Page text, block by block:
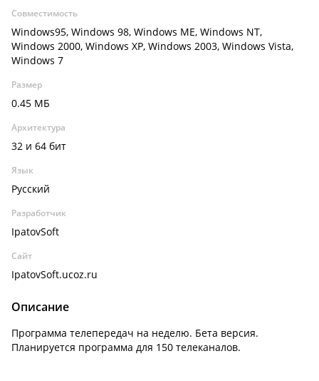
Совместимость
Windows95, Windows 98, Windows ME, Windows NT,
Windows 2000, Windows XP, Windows 2003, Windows Vista,
Windows 7
Размер
0.45 МБ
Архитектура
32 и 64 бит
Язык
Русский
Разработчик
IpatovSoft
Сайт
IpatovSoft.ucoz.ru
Описание
Программа телепередач на неделю. Бета версия.
Планируется программа для 150 телеканалов.